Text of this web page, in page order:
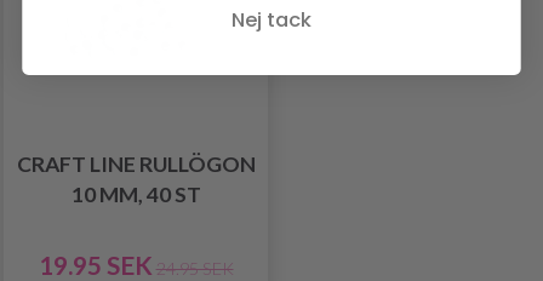
CRAFT LINE RULLÖGON
10 MM, 40 ST
19.95 SEK 24.95 SEK
Nej tack